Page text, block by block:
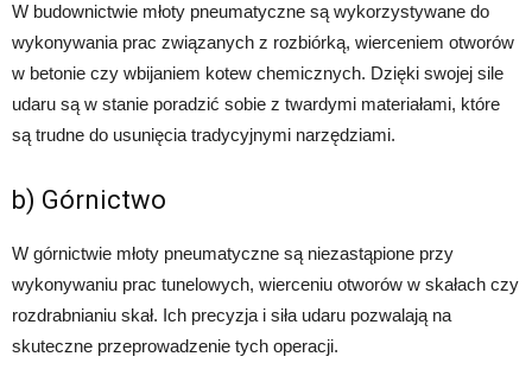
W budownictwie młoty pneumatyczne są wykorzystywane do
wykonywania prac związanych z rozbiórką, wierceniem otworów
w betonie czy wbijaniem kotew chemicznych. Dzięki swojej sile
udaru są w stanie poradzić sobie z twardymi materiałami, które
są trudne do usunięcia tradycyjnymi narzędziami.
b) Górnictwo
W górnictwie młoty pneumatyczne są niezastąpione przy
wykonywaniu prac tunelowych, wierceniu otworów w skałach czy
rozdrabnianiu skał. Ich precyzja i siła udaru pozwalają na
skuteczne przeprowadzenie tych operacji.